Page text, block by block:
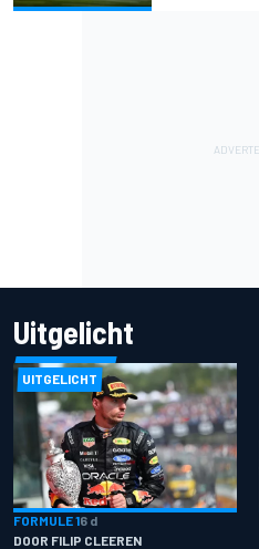
Uitgelicht
UITGELICHT
FORMULE 16 d
DOOR FILIP CLEEREN